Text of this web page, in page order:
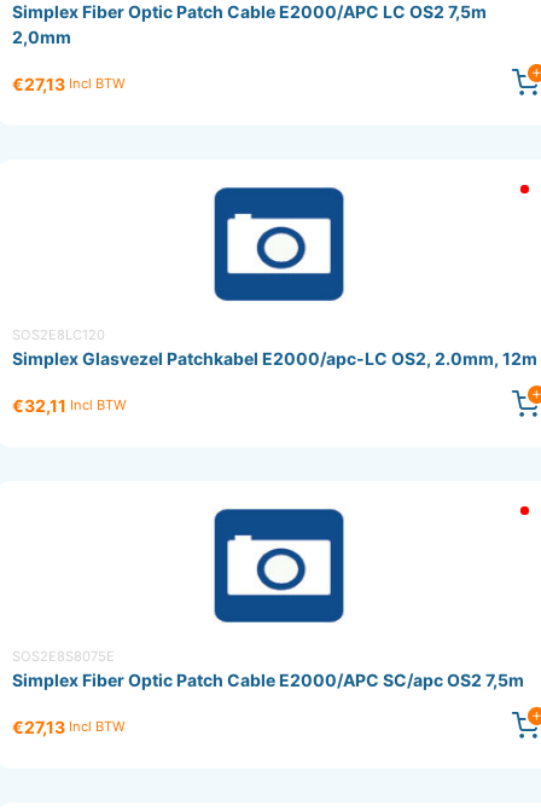
Simplex Fiber Optic Patch Cable E2000/APC LC OS2 7,5m
2,0mm
€27,13 Incl BTW
SOS2E8LC120
Simplex Glasvezel Patchkabel E2000/apc-LC OS2, 2.0mm, 12m
€32,11 Incl BTW
SOS2E8S8075E
Simplex Fiber Optic Patch Cable E2000/APC SC/apc OS2 7,5m
€27,13 Incl BTW